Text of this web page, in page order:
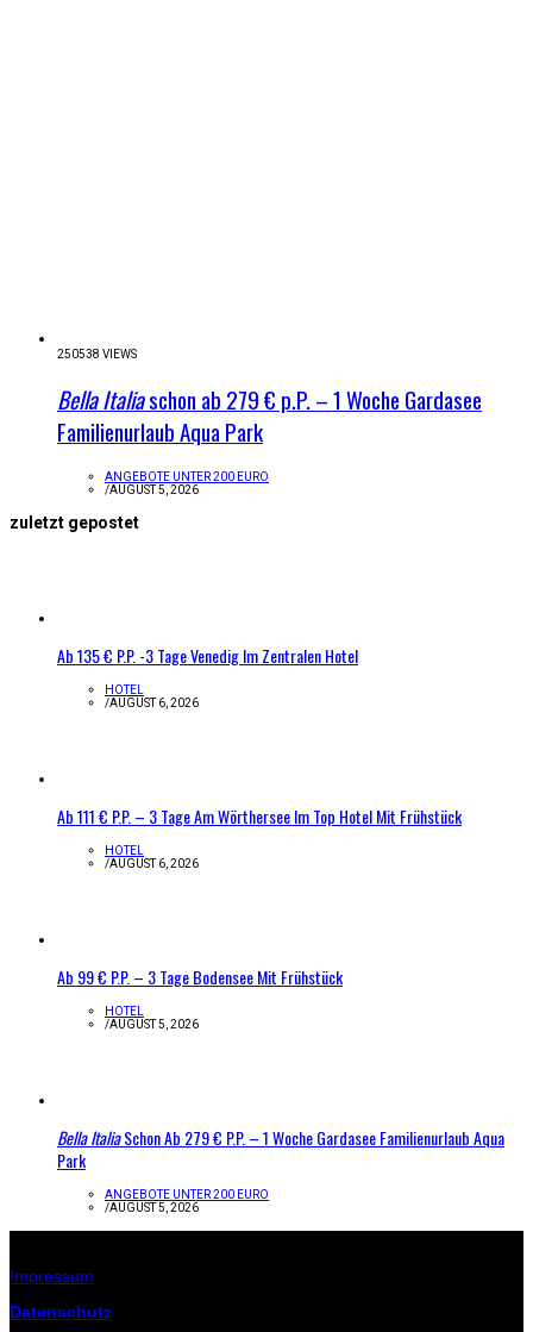
250538 VIEWS
Bella Italiaschon ab 279 € p.P. – 1 Woche Gardasee
Familienurlaub Aqua Park
ANGEBOTE UNTER 200 EURO
/AUGUST 5, 2026
zuletzt gepostet
Ab 135 € P.P. -3 Tage Venedig Im Zentralen Hotel
HOTEL
/AUGUST 6, 2026
Ab 111 € P.P. – 3 Tage Am Wörthersee Im Top Hotel Mit Frühstück
HOTEL
/AUGUST 6, 2026
Ab 99 € P.P. – 3 Tage Bodensee Mit Frühstück
HOTEL
/AUGUST 5, 2026
Bella ItaliaSchon Ab 279 € P.P. – 1 Woche Gardasee Familienurlaub Aqua
Park
ANGEBOTE UNTER 200 EURO
/AUGUST 5, 2026
Impressum
Datenschutz